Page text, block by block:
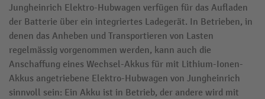
Jungheinrich Elektro-Hubwagen verfügen für das Aufladen
der Batterie über ein integriertes Ladegerät. In Betrieben, in
denen das Anheben und Transportieren von Lasten
regelmässig vorgenommen werden, kann auch die
Anschaffung eines Wechsel-Akkus für mit Lithium-Ionen-
Akkus angetriebene Elektro-Hubwagen von Jungheinrich
sinnvoll sein: Ein Akku ist in Betrieb, der andere wird mit